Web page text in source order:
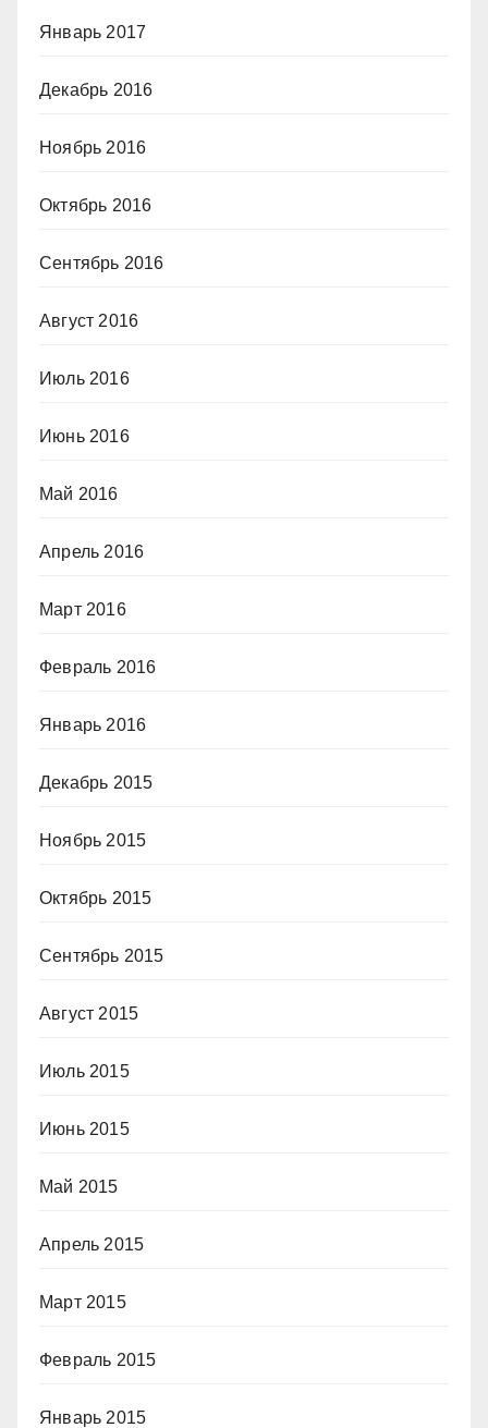
Январь 2017
Декабрь 2016
Ноябрь 2016
Октябрь 2016
Сентябрь 2016
Август 2016
Июль 2016
Июнь 2016
Май 2016
Апрель 2016
Март 2016
Февраль 2016
Январь 2016
Декабрь 2015
Ноябрь 2015
Октябрь 2015
Сентябрь 2015
Август 2015
Июль 2015
Июнь 2015
Май 2015
Апрель 2015
Март 2015
Февраль 2015
Январь 2015